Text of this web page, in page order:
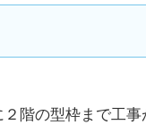
階の型枠まで工事